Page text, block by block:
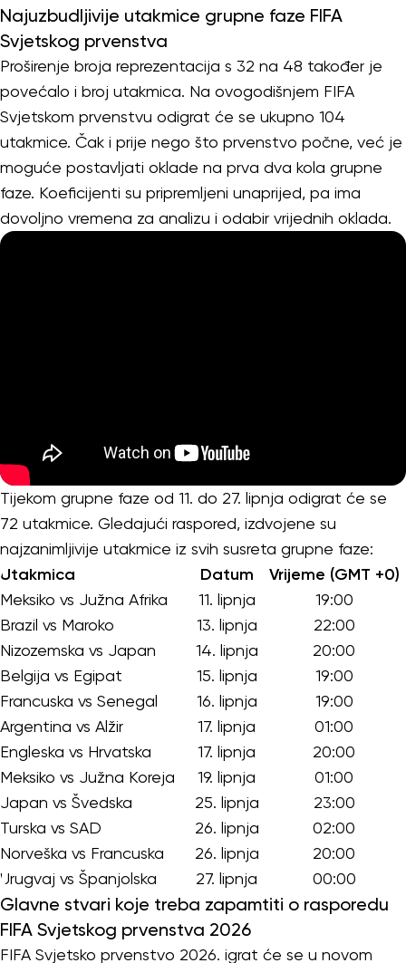
Najuzbudljivije utakmice grupne faze FIFA
Svjetskog prvenstva
Proširenje broja reprezentacija s 32 na 48 također je
povećalo i broj utakmica. Na ovogodišnjem FIFA
Svjetskom prvenstvu odigrat će se ukupno 104
utakmice. Čak i prije nego što prvenstvo počne, već je
moguće postavljati oklade na prva dva kola grupne
faze. Koeficijenti su pripremljeni unaprijed, pa ima
dovoljno vremena za analizu i odabir vrijednih oklada.
Tijekom grupne faze od 11. do 27. lipnja odigrat će se
72 utakmice. Gledajući raspored, izdvojene su
najzanimljivije utakmice iz svih susreta grupne faze:
Utakmica Datum Vrijeme (GMT +0)
Meksiko vs Južna Afrika 11. lipnja
19:00
Brazil vs Maroko
13. lipnja
22:00
Nizozemska vs Japan
14. lipnja
20:00
Belgija vs Egipat
15. lipnja
19:00
Francuska vs Senegal
16. lipnja
19:00
Argentina vs Alžir
17. lipnja
01:00
Engleska vs Hrvatska
17. lipnja
20:00
Meksiko vs Južna Koreja
19. lipnja
01:00
Japan vs Švedska
25. lipnja
23:00
Turska vs SAD
26. lipnja
02:00
Norveška vs Francuska
26. lipnja
20:00
Urugvaj vs Španjolska
27. lipnja 00:00
Glavne stvari koje treba zapamtiti o rasporedu
FIFA Svjetskog prvenstva 2026
FIFA Svjetsko prvenstvo 2026. igrat će se u novom